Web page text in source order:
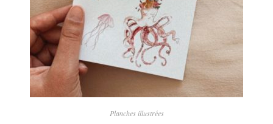
Planches illustrées